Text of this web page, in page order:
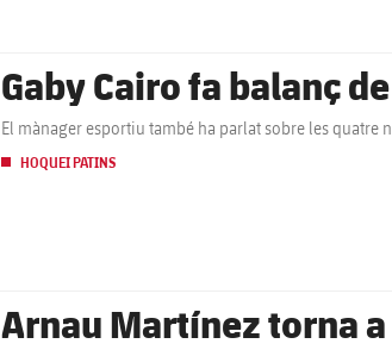
Gaby Cairo fa balanç
El mànager esportiu també ha parlat sobre les quatre
HOQUEI PATINS
Arnau Martínez torna a